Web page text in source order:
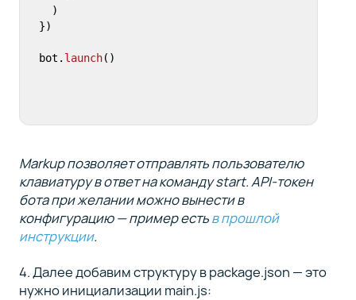
})
bot. launch()
Markup позволяет отправлять пользователю
клавиатуру в ответ на команду start.API-токен
бота при желании можно вынести в
конфигурацию — пример естьв прошлой
инструкции.
4. Далее добавим структуру в package.json — это
нужно инициализации main.js: